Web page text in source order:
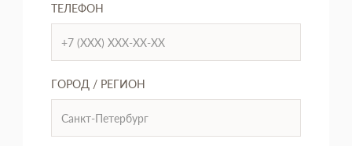
ТЕЛЕФОН
ГОРОД / РЕГИОН